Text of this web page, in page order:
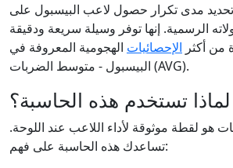
مدى تكرار حصول لاعب البيسبول على
الرسمية. إنها توفر وسيلة سريعة ودقيقة
أكثر الإحصائيات الهجومية المعروفة في
البيسبول - متوسط الضربات (AVG).
لماذا تستخدم هذه الحاسبة؟
هو لقطة موثوقة لأداء اللاعب عند اللوحة.
تساعدك هذه الحاسبة على فهم: